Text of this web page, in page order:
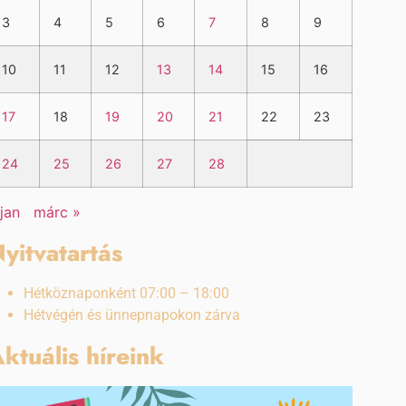
3 4 5 6 7 8 9
10 11 12 13 14 15 16
17 18 19 20 21 22 23
24 25 26 27 28
márc »
Hétköznaponként 07:00 – 18:00
Hétvégén és ünnepnapokon zárva
híreink